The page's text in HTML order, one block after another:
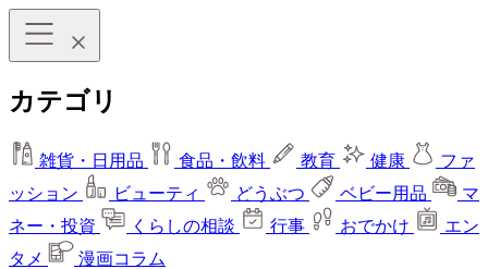
カテゴリ
雑貨・日用品 食品・飲料 教育 健康
ファ
ッション
ビューティ どうぶつ ベビー用品
マ
ネー・投資
くらしの相談 行事 おでかけ
エン
タメ
漫画コラム